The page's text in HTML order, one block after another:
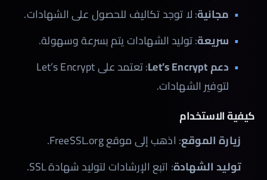
مجانية: لا توجد تكاليف للحصول على الشهادات.
سريعة: توليد الشهادات يتم بسرعة وسهولة.
دعم Let’s Encrypt
: تعتمد على Let’s Encrypt
لتوفير الشهادات.
كيفية الاستخدام
زيارة الموقع: اذهب إلى موقع FreeSSL.org.
توليد الشهادة: اتبع الإرشادات لتوليد شهادة SSL.